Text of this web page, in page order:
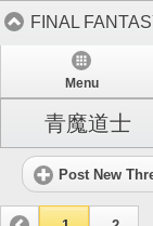
FINAL
Menu
青魔道士
Post New